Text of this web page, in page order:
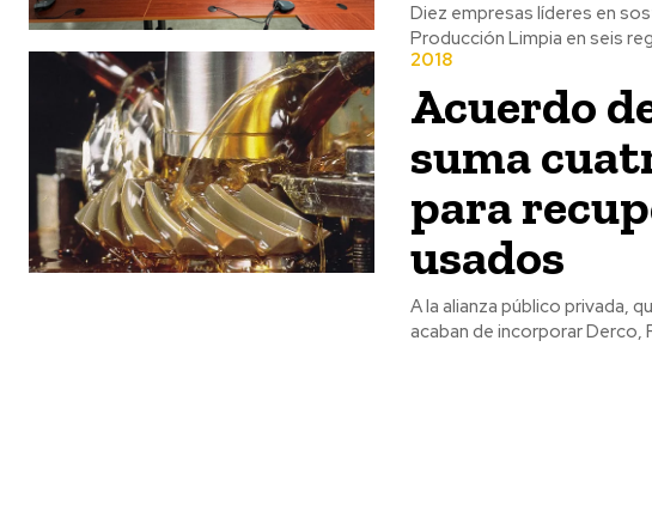
Diez empresas líderes en
Producción Limpia en seis
2018
Acuerdo
suma
para
usados
A la alianza público privada,
acaban de incorporar Derco,